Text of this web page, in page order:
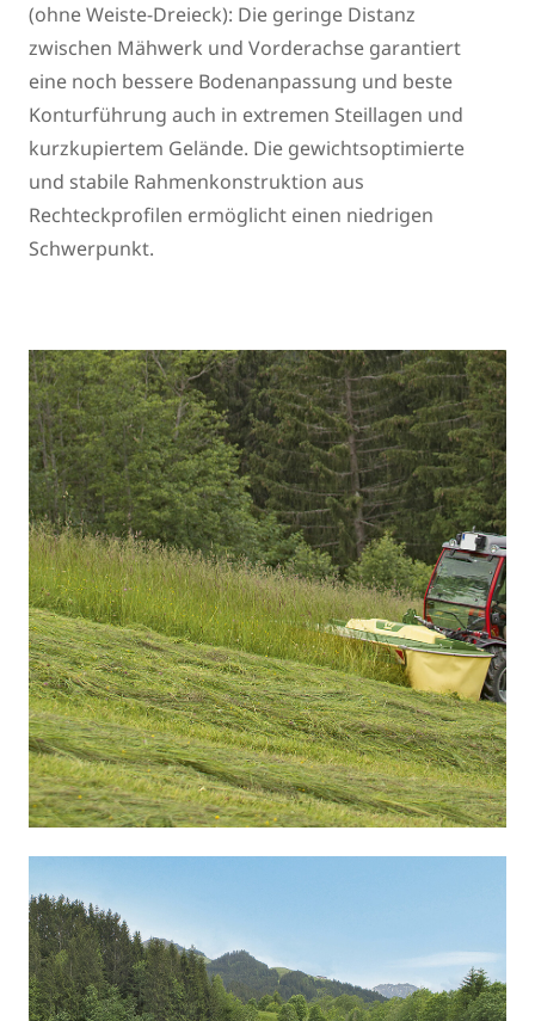
(ohne Weiste-Dreieck): Die geringe Distanz
zwischen Mähwerk und Vorderachse garantiert
eine noch bessere Bodenanpassung und beste
Konturführung auch in extremen Steillagen und
kurzkupiertem Gelände. Die gewichtsoptimierte
und stabile Rahmenkonstruktion aus
Rechteckprofilen ermöglicht einen niedrigen
Schwerpunkt.